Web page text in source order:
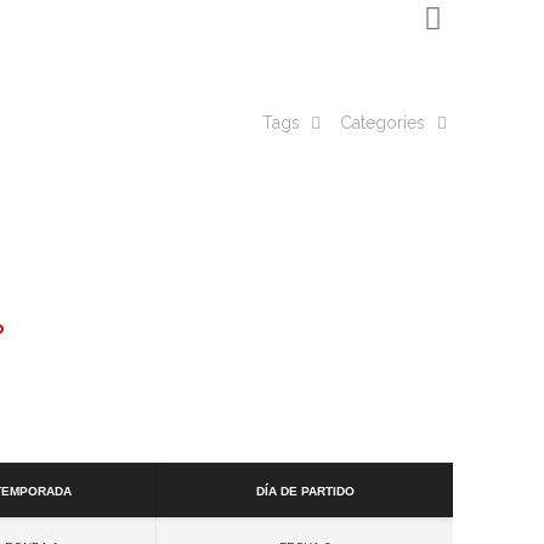
Categories
Tags
Día de partido